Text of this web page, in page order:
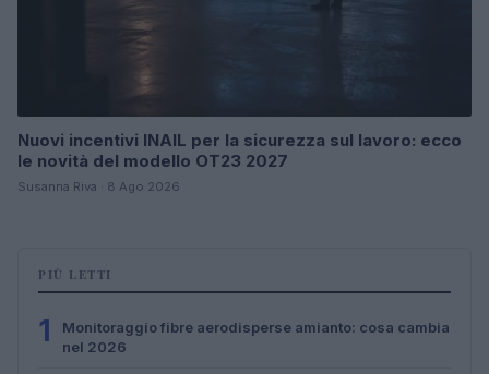
Nuovi incentivi INAIL per la sicurezza sul lavoro: ecco
le novità del modello OT23 2027
Susanna Riva · 8 Ago 2026
PIÙ LETTI
1
Monitoraggio fibre aerodisperse amianto: cosa cambia
nel 2026